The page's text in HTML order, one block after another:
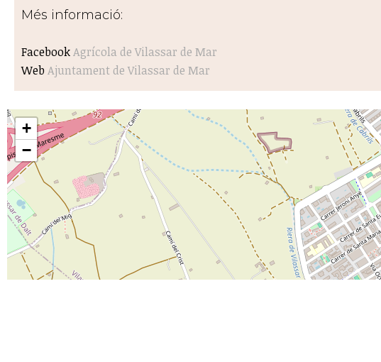
Més informació:
FacebookAgrícola de Vilassar de Mar
Web Ajuntament de Vilassar de Mar
+
−